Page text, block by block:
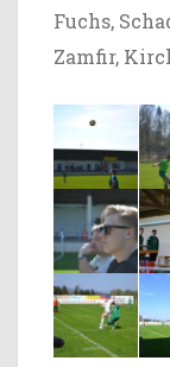
Fuchs,
Zamfir,